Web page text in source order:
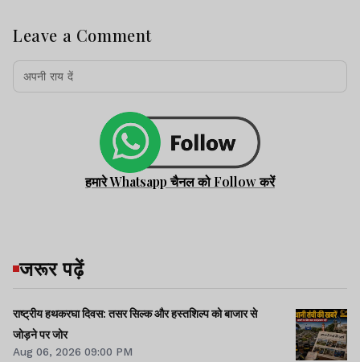
Leave a Comment
हमारे Whatsapp चैनल को Follow करें
जरूर पढ़ें
राष्ट्रीय हथकरघा दिवस: तसर सिल्क और हस्तशिल्प को बाजार से
जोड़ने पर जोर
Aug 06, 2026 09:00 PM